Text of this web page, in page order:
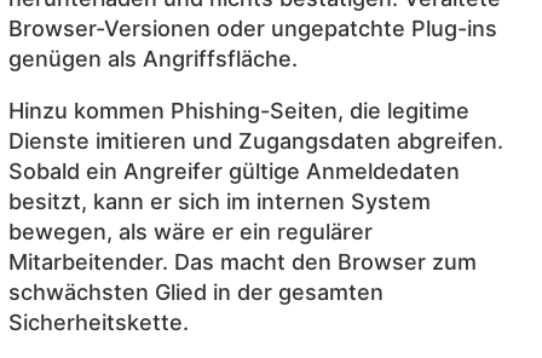
Browser-Versionen oder ungepatchte Plug-ins
genügen als Angriffsfläche.
Hinzu kommen Phishing-Seiten, die legitime
Dienste imitieren und Zugangsdaten abgreifen.
Sobald ein Angreifer gültige Anmeldedaten
besitzt, kann er sich im internen System
bewegen, als wäre er ein regulärer
Mitarbeitender. Das macht den Browser zum
schwächsten Glied in der gesamten
Sicherheitskette.